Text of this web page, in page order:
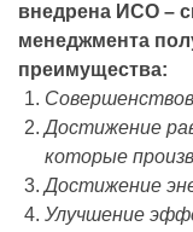
внедрена ИСО –
менеджмента
преимущества:
Достижение
которые
Достижение
Улучшение